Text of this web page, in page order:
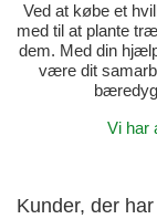
Ved at købe et
med til at plante
dem. Med din
være dit
Vi har
Kunder, der